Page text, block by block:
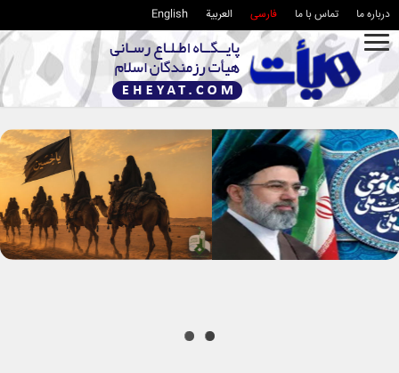
درباره ما تماس با ما فارسی العربية English